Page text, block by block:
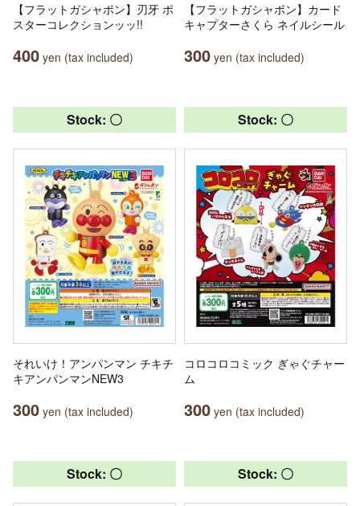
【フラットガシャポン】刃牙 ポ
スターコレクションッッ!!
400 yen (tax included)
【フラットガシャポン】カード
キャプターさくら ネイルシール
300 yen (tax included)
Stock: 〇
それいけ！アンパンマン チキチ
キアンパンマンNEW3
300 yen (tax included)
Stock: 〇
コロコロコミック ぎゃぐチャー
ム
300 yen (tax included)
Stock: 〇 Stock: 〇